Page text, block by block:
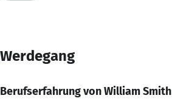
Werdegang
Berufserfahrung von William Smith